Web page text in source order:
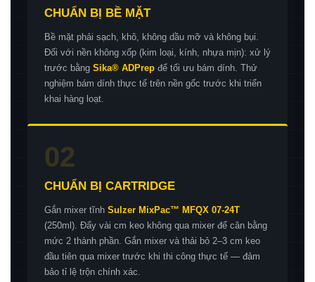
CHUẨN BỊ BỀ MẶT
Bề mặt phải sạch, khô, không dầu mỡ và không bụi.
Đối với nền không xốp (kim loại, kính, nhựa mịn): xử lý
trước bằng Sika® ADPrep để tối ưu bám dính. Thử
nghiệm bám dính thực tế trên nền gốc trước khi triển
khai hàng loạt.
02
CHUẨN BỊ CARTRIDGE
Gắn mixer tĩnh Sulzer MixPac™ MFQX 07-24T
(250ml). Đẩy vài cm keo không qua mixer để cân bằng
mức 2 thành phần. Gắn mixer và thải bỏ 2–3 cm keo
đầu tiên qua mixer trước khi thi công thực tế — đảm
bảo tỉ lệ trộn chính xác.